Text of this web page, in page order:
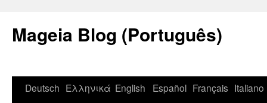
Mageia Blog (Português)
Deutsch Ελληνικά English Español Français Italiano